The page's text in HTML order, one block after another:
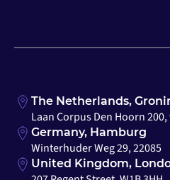
The Netherlands,
Laan Corpus Den Hoorn 200,
Germany, Hamburg
Winterhuder Weg 29, 22085
United Kingdom,